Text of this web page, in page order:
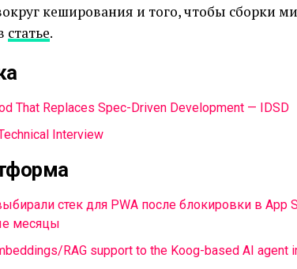
кеширования и того, чтобы сборки
статье.
That Replaces Spec-Driven Development — IDSD
Interview
стек для PWA после блокировки в App
месяцы
RAG support to the Koog-based AI agent